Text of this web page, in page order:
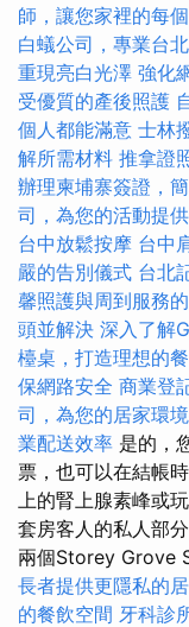
師，讓您家裡的每
白蟻公司，專業台
重現亮白光澤 強化
受優質的產後照護
個人都能滿意 士林
解所需材料 推拿證
辦理柬埔寨簽證，
司，為您的活動提
台中放鬆按摩 台中
嚴的告別儀式 台北
馨照護與周到服務
頭並解決 深入了解
檯桌，打造理想的
保網路安全 商業登
司，為您的居家環
業配送效率 是的，
票，也可以在結帳
上的腎上腺素峰或
套房客人的私人部
兩個Storey Grove
長者提供更隱私的
的餐飲空間 牙科診